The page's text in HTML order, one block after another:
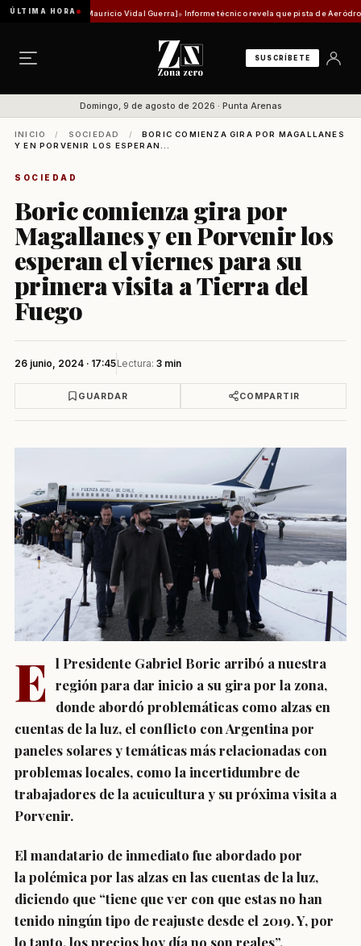
ÚLTIMA HORA
[Por Mauricio Vidal Guerra] Informe técnico revela que pista de Aeródromo de
SUSCRÍBETE
Domingo, 9 de agosto de 2026 · Punta Arenas
INICIO / SOCIEDAD /
BORIC COMIENZA GIRA POR MAGALLANES
Y EN PORVENIR LOS ESPERAN...
SOCIEDAD
Boric comienza gira por
Magallanes y en Porvenir los
esperan el viernes para su
primera visita a Tierra del
Fuego
26 junio, 2024 · 17:45Lectura: 3 min
GUARDAR COMPARTIR
E l Presidente Gabriel Boric arribó a nuestra
región para dar inicio a su gira por la zona,
donde abordó problemáticas como alzas en
cuentas de la luz, el conflicto con Argentina por
paneles solares y temáticas más relacionadas con
problemas locales, como la incertidumbre de
trabajadores de la acuicultura y su próxima visita a
Porvenir.
El mandatario de inmediato fue abordado por
la polémica por las alzas en las cuentas de la luz,
diciendo que “tiene que ver con que estas no han
tenido ningún tipo de reajuste desde el 2019. Y, por
lo tanto, los precios hoy día no son reales”.